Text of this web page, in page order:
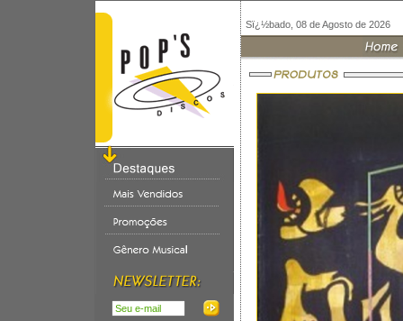
Sï¿½bado, 08 de Agosto de 2026